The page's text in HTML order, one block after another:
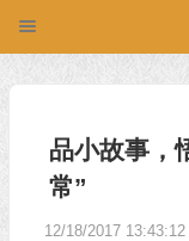
品小故事，
常”
12/18/2017 13:43:12